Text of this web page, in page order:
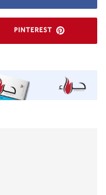
PINTEREST